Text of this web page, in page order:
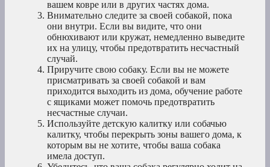
вашем ковре или в других частях дома.
Внимательно следите за своей собакой, пока
они внутри. Если вы видите, что они
обнюхивают или кружат, немедленно выведите
их на улицу, чтобы предотвратить несчастный
случай.
Приручите свою собаку. Если вы не можете
присматривать за своей собакой и вам
приходится выходить из дома, обучение работе
с ящиками может помочь предотвратить
несчастные случаи.
Используйте детскую калитку или собачью
калитку, чтобы перекрыть зоны вашего дома, к
которым вы не хотите, чтобы ваша собака
имела доступ.